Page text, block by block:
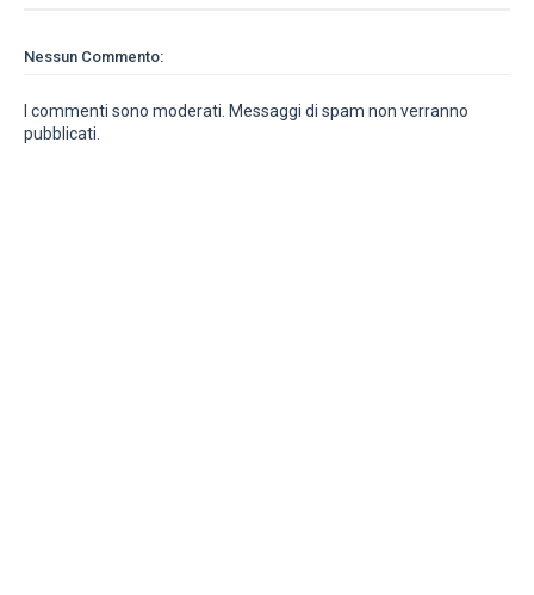
Nessun Commento:
I commenti sono moderati. Messaggi di spam non verranno
pubblicati.